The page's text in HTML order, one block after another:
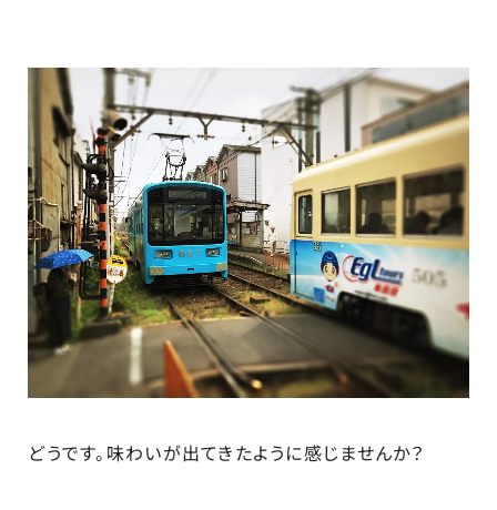
どうです。味わいが出てきたように感じませんか？